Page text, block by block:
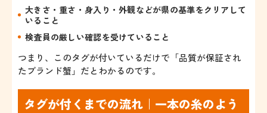
大きさ・重さ・身入り・外観などが県の基準をクリアして
いること
検査員の厳しい確認を受けていること
つまり、このタグが付いているだけで「品質が保証され
たブランド蟹」だとわかるのです。
タグが付くまでの流れ｜一本の糸のよう